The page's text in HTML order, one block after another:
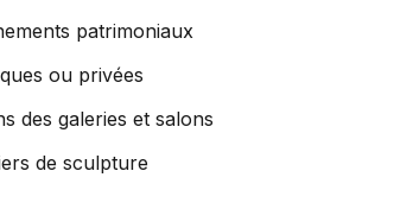
patrimoniaux
ou privées
des galeries et salons
de sculpture